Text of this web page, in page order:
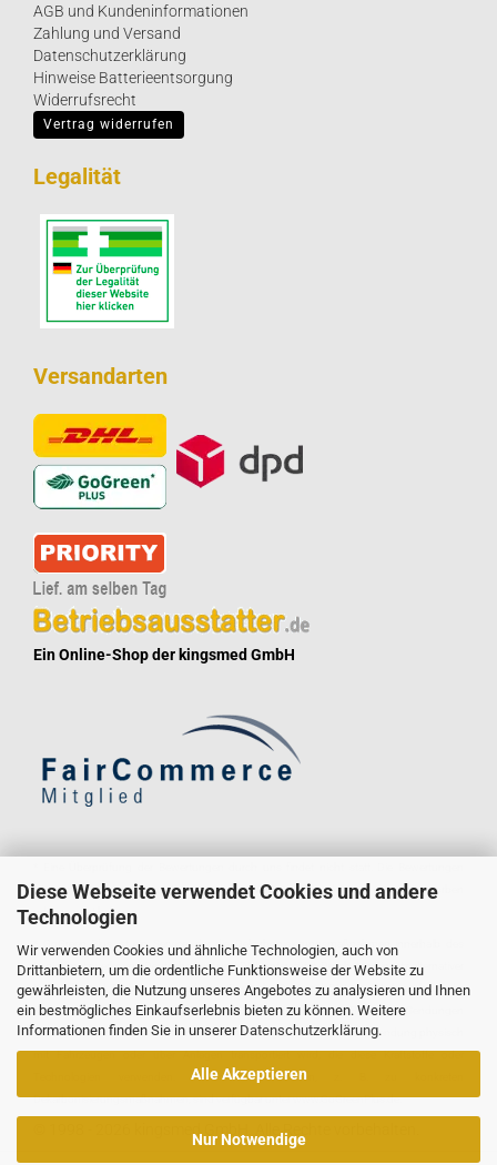
Diese Webseite verwendet Cookies und andere
Technologien
Wir verwenden Cookies und ähnliche Technologien, auch von
Drittanbietern, um die ordentliche Funktionsweise der Website zu
gewährleisten, die Nutzung unseres Angebotes zu analysieren und Ihnen
ein bestmögliches Einkaufserlebnis bieten zu können. Weitere
Informationen finden Sie in unserer Datenschutzerklärung.
Alle Akzeptieren
Nur Notwendige
AGB und Kundeninformationen
Zahlung und Versand
Datenschutzerklärung
Hinweise Batterieentsorgung
Widerrufsrecht
Vertrag widerrufen
Legalität
Versandarten
Ein Online-Shop der kingsmed GmbH
könnten von Verbrauchern stammen, die die Ware oder Dienstleistung gar nicht erworben
oder genutzt haben.
* GoGreen Plus ist ein Service, der die Dekarbonisierungsmaßnahmen innerhalb des
Logistiknetzwerks von Deutsche Post und DHL unterstützt. Durch den Einsatz alternativer
Kraftstoffe und Technologien reduziert Deutsche Post und DHL den Verbrauch fossiler
Kraftstoffe im Transportmodus und in Gebäuden, die für die GoGreen Plus-Sendungen
genutzt werden. Dies bedeutet nicht zwangsläufig, dass die konkrete Sendung physisch
mit Fahrzeugen oder über Anlagen transportiert wird, die diese Kraftstoffe oder
Technologien verwenden. Weitere Informationen, z. B. zu konkreten
Dekarbonisierungsmaßnahmen, sind verfügbar unter www.GoGreenPlus.de.
© 1998 - 2026 kingsmed GmbH. Alle Rechte vorbehalten.